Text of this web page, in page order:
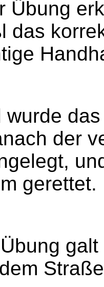
Übung
das
der
gerettet.